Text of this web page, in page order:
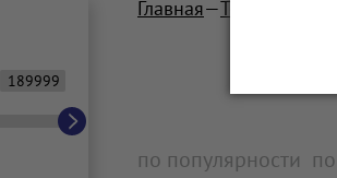
Главная Техника для
по популярности